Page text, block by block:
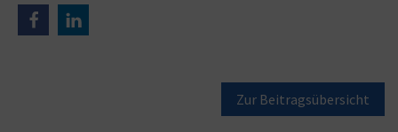
Zur Beitragsübersicht